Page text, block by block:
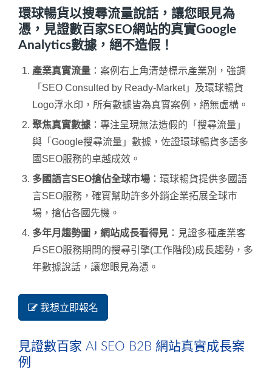
環球暢貨以搜尋流量說話，讓您眼見為
憑，見證數百家SEO網站的真實Google
Analytics數據，絕不造假！
產業真實流量 ：案例右上角清楚標示產業別，強調
「SEO Consulted by Ready-Market」及環球暢貨
Logo浮水印，所有數據皆為真實案例，絕無虛構。
聚焦真實數據 ：專注呈現無法造假的「搜尋流量」
與「Google搜尋流量」數據，佐證環球暢貨多語多
國SEO服務的卓越成效。
多國語言SEO搶佔全球市場 ：環球暢貨提供多國語
言SEO服務，確實幫助許多外銷企業拓展全球市
場，搶佔各國先機。
多年月趨勢圖，網站成長看得見 ：見證多種產業客
戶SEO服務期間的搜尋引擎(工作階段)成長趨勢，多
年數據說話，讓您眼見為憑。
我想立即報名
見證數百家 AI SEO B2B 網站真實成長案
例